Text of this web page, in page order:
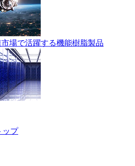
場で活躍する機能樹脂製品
ップ